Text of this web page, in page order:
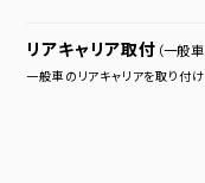
リアキャリア取付 （一般車
一般車のリアキャリアを取り付け